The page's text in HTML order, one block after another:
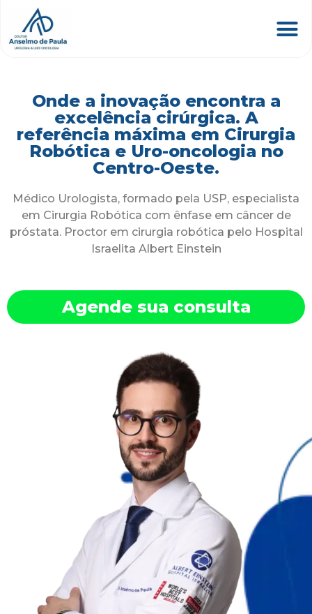
Onde a inovação encontra a
excelência cirúrgica. A
referência máxima em Cirurgia
Robótica e Uro-oncologia no
Centro-Oeste.
Médico Urologista, formado pela USP, especialista
em Cirurgia Robótica com ênfase em câncer de
próstata. Proctor em cirurgia robótica pelo Hospital
Israelita Albert Einstein
Agende sua consulta